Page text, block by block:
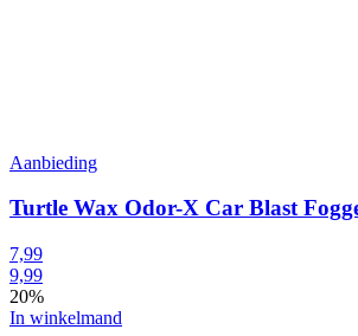
Aanbieding
Turtle Wax Odor-X Car Blast
7,99
9,99
20%
In winkelmand